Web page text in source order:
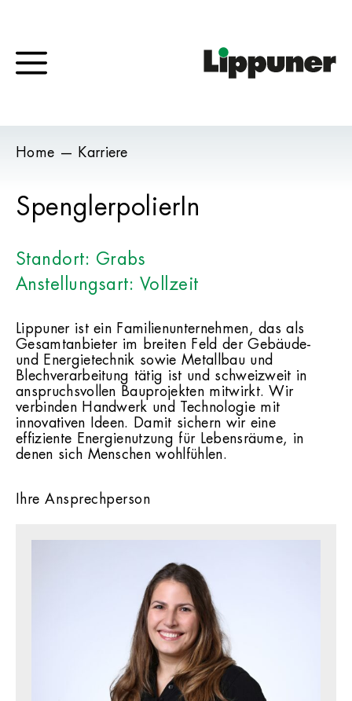
Menü
Home — Karriere
SpenglerpolierIn
Standort: Grabs
Anstellungsart: Vollzeit
Lippuner ist ein Familienunternehmen, das als
Gesamtanbieter im breiten Feld der Gebäude-
und Energietechnik sowie Metallbau und
Blechverarbeitung tätig ist und schweizweit in
anspruchsvollen Bauprojekten mitwirkt. Wir
verbinden Handwerk und Technologie mit
innovativen Ideen. Damit sichern wir eine
effiziente Energienutzung für Lebensräume, in
denen sich Menschen wohlfühlen.
Ihre Ansprechperson